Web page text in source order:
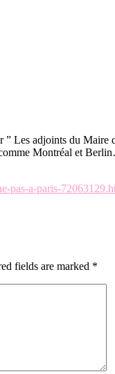
Les adjoints du Maire
Montréal et
pas-a-paris-
fields are marked *